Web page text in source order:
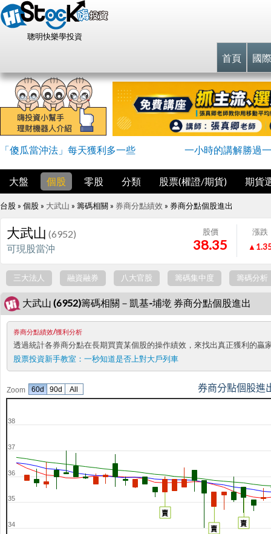
聰明快樂學投資
首頁 國
「傻瓜當沖法」每天獲利多一些 一小時的講解勝過
大盤 個股 零股 分類 股票(權證/期貨) 期貨
台股 » 個股 » 大武山 » 籌碼相關 » 券商分點績效 » 券商分點個股進出
大武山 (6952)
可現股當沖
股價
38.35
漲跌
三大法人 融資融券 八大官股 籌碼集中度 籌碼分析
大武山 (6952)籌碼相關－凱基-埔墘 券商分點個股進出
券商分點績效/獲利分析
透過統計各券商分點在長期買賣某個股的操作績效，來找出真正獲利的
股票投資新手教室： 一秒知道是否上對大戶列車
Zoom
賣
賣
賣
券商分點個股進
34
35
36
37
38
60d 90d All